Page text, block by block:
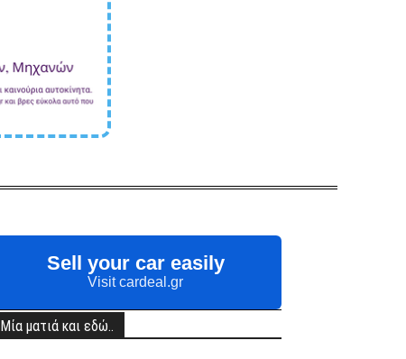
Sell your car easily
Visit cardeal.gr
Μία ματιά και εδώ..